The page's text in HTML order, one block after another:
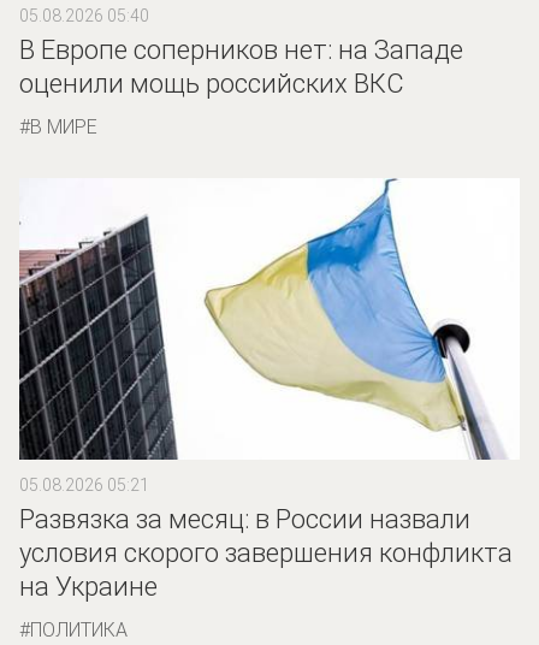
05.08.2026 05:40
В Европе соперников нет: на Западе
оценили мощь российских ВКС
В МИРЕ
05.08.2026 05:21
Развязка за месяц: в России назвали
условия скорого завершения конфликта
на Украине
ПОЛИТИКА